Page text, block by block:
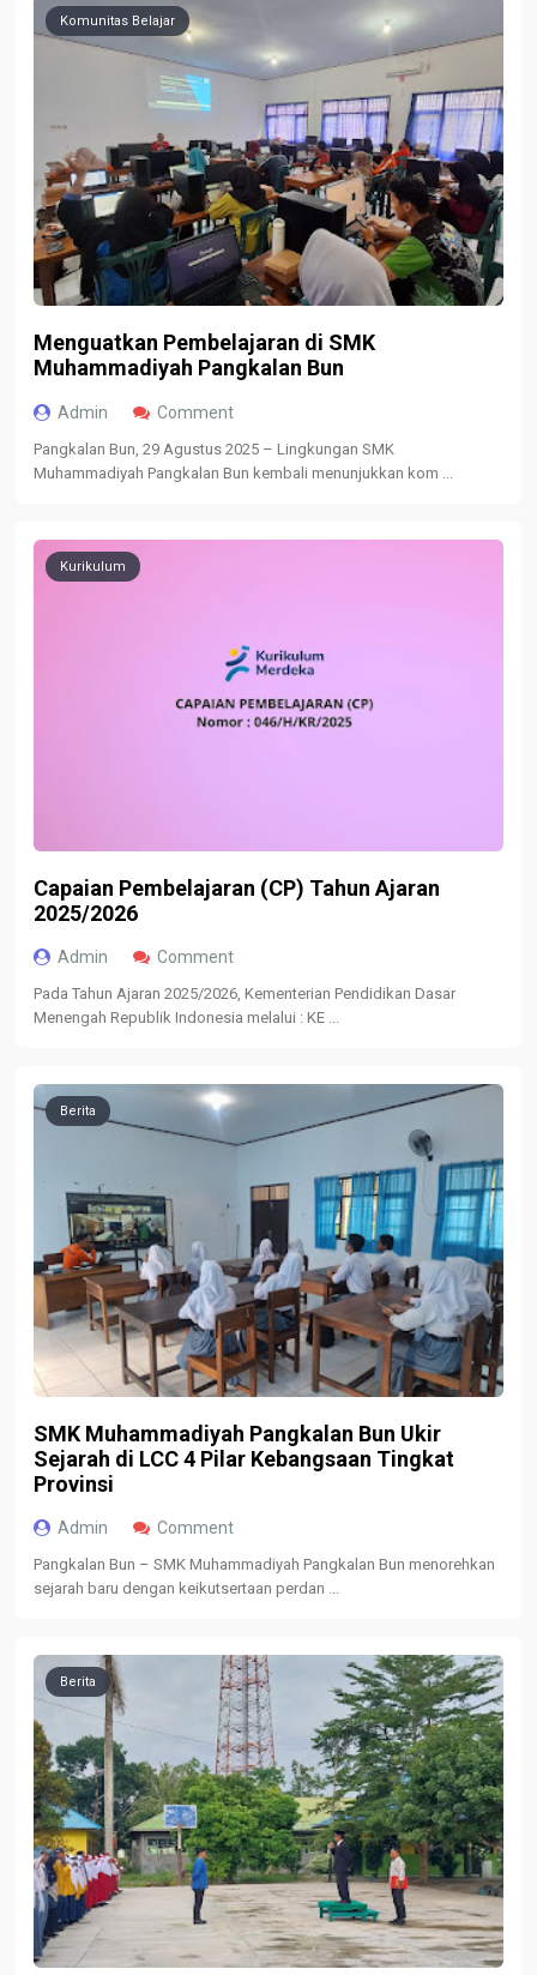
Komunitas Belajar
Menguatkan Pembelajaran di SMK
Muhammadiyah Pangkalan Bun
Admin Comment
Pangkalan Bun, 29 Agustus 2025 – Lingkungan SMK
Muhammadiyah Pangkalan Bun kembali menunjukkan kom ...
Kurikulum
Capaian Pembelajaran (CP) Tahun Ajaran
2025/2026
Admin Comment
Pada Tahun Ajaran 2025/2026, Kementerian Pendidikan Dasar
Menengah Republik Indonesia melalui : KE ...
Berita
SMK Muhammadiyah Pangkalan Bun Ukir
Sejarah di LCC 4 Pilar Kebangsaan Tingkat
Provinsi
Admin Comment
Pangkalan Bun – SMK Muhammadiyah Pangkalan Bun menorehkan
sejarah baru dengan keikutsertaan perdan ...
Berita